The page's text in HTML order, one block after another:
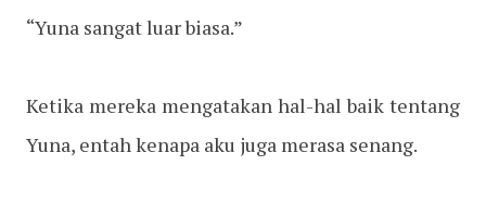
“Yuna sangat luar biasa.”
Ketika mereka mengatakan hal-hal baik tentang
Yuna, entah kenapa aku juga merasa senang.